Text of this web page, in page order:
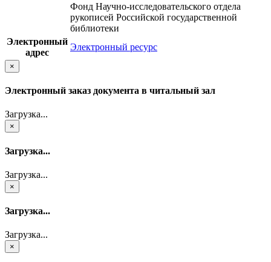
Фонд Научно-исследовательского отдела
рукописей Российской государственной
библиотеки
Электронный
адрес
Электронный ресурс
×
Электронный заказ документа в читальный зал
Загрузка...
×
Загрузка...
Загрузка...
×
Загрузка...
Загрузка...
×